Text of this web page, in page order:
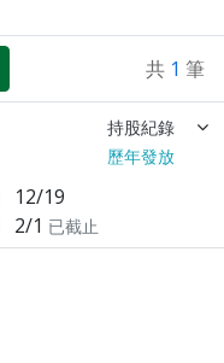
共 1 筆
持股紀錄
歷年發放
12/19
2/1 已截止